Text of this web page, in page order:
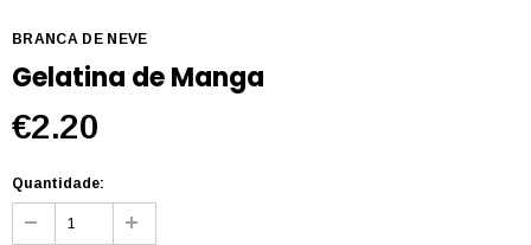
BRANCA DE NEVE
Gelatina de Manga
€2.20
Quantidade: